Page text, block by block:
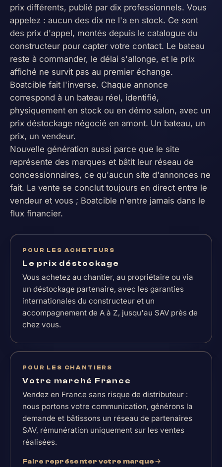
JUSQU'À
-15 %
prix différents, publié par dix professionnels. Vous
appelez : aucun des dix ne l'a en stock. Ce sont
des prix d'appel, montés depuis le catalogue du
constructeur pour capter votre contact. Le bateau
reste à commander, le délai s'allonge, et le prix
affiché ne survit pas au premier échange.
Boatcible fait l'inverse. Chaque annonce
correspond à un bateau réel, identifié,
physiquement en stock ou en démo salon, avec un
prix déstockage négocié en amont. Un bateau, un
prix, un vendeur.
Nouvelle génération aussi parce que le site
représente des marques et bâtit leur réseau de
concessionnaires, ce qu'aucun site d'annonces ne
fait. La vente se conclut toujours en direct entre le
vendeur et vous ; Boatcible n'entre jamais dans le
flux financier.
POUR LES ACHETEURS
Le prix déstockage
Vous achetez au chantier, au propriétaire ou via
un déstockage partenaire, avec les garanties
internationales du constructeur et un
accompagnement de A à Z, jusqu'au SAV près de
chez vous.
POUR LES CHANTIERS
Votre marché France
Vendez en France sans risque de distributeur :
nous portons votre communication, générons la
demande et bâtissons un réseau de partenaires
SAV, rémunération uniquement sur les ventes
réalisées.
Faire représenter votre marque